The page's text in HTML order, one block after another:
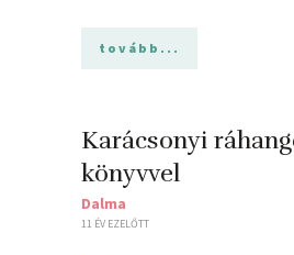
tovább...
Karácsonyi
könyvvel
Dalma
11 ÉV EZELŐTT